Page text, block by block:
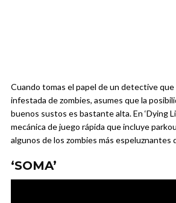
Cuando tomas el papel de un detective que
infestada de zombies, asumes que la
buenos sustos es bastante alta. En ‘Dying
mecánica de juego rápida que incluye
algunos de los zombies más espeluznantes
‘SOMA’